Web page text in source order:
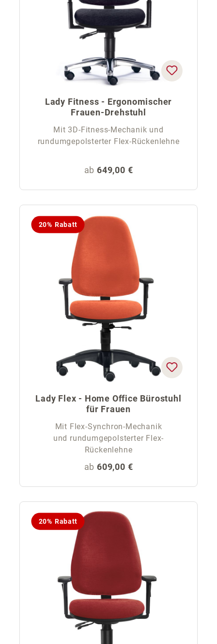
Lady Fitness - Ergonomischer
Frauen-Drehstuhl
Mit 3D-Fitness-Mechanik und
rundumgepolsterter Flex-Rückenlehne
Regulärer Preis:
ab 649,00 €
20% Rabatt
Lady Flex - Home Office Bürostuhl
für Frauen
Mit Flex-Synchron-Mechanik
und rundumgepolsterter Flex-
Rückenlehne
Regulärer Preis:
ab 609,00 €
20% Rabatt